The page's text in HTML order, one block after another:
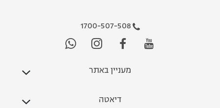
1700-507-508
מעניין באתר
דיאטה